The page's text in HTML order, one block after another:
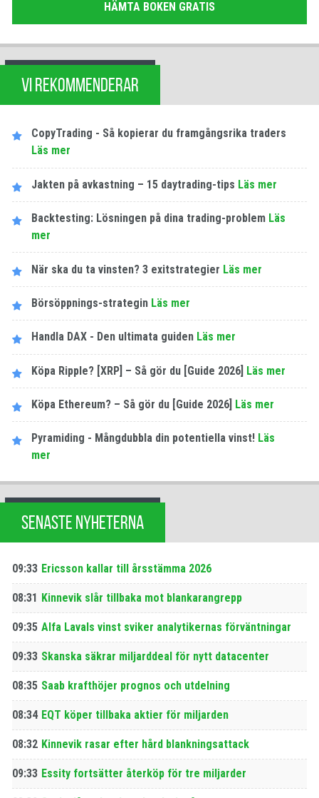
HÄMTA BOKEN GRATIS
VI REKOMMENDERAR
CopyTrading - Så kopierar du framgångsrika traders
Läs mer
Jakten på avkastning – 15 daytrading-tips Läs mer
Backtesting: Lösningen på dina trading-problem Läs
mer
När ska du ta vinsten? 3 exitstrategier Läs mer
Börsöppnings-strategin Läs mer
Handla DAX - Den ultimata guiden Läs mer
Köpa Ripple? [XRP] – Så gör du [Guide 2026] Läs mer
Köpa Ethereum? – Så gör du [Guide 2026] Läs mer
Pyramiding - Mångdubbla din potentiella vinst! Läs
mer
SENASTE NYHETERNA
09:33 Ericsson kallar till årsstämma 2026
08:31 Kinnevik slår tillbaka mot blankarangrepp
09:35 Alfa Lavals vinst sviker analytikernas förväntningar
09:33 Skanska säkrar miljarddeal för nytt datacenter
08:35 Saab krafthöjer prognos och utdelning
08:34 EQT köper tillbaka aktier för miljarden
08:32 Kinnevik rasar efter hård blankningsattack
09:33 Essity fortsätter återköp för tre miljarder